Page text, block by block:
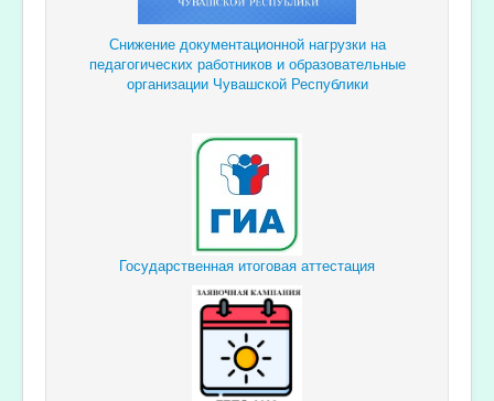
Снижение документационной нагрузки на
педагогических работников и образовательные
организации Чувашской Республики
Государственная итоговая аттестация